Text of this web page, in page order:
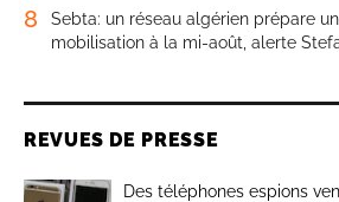
8
Sebta: un réseau algérien prépare
mobilisation à la mi-août, alerte
REVUES DE PRESSE
Des téléphones espions